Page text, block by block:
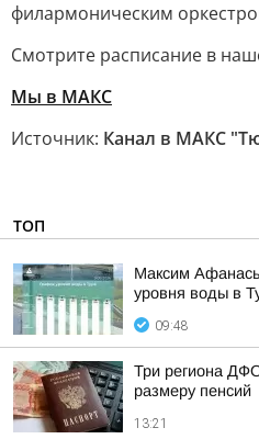
филармоническим
Смотрите расписание в
Мы в MAКС
Источник: Канал в МАКС
ТОП
Максим
уровня воды в
09:48
Три региона
размеру пенсий
13:21